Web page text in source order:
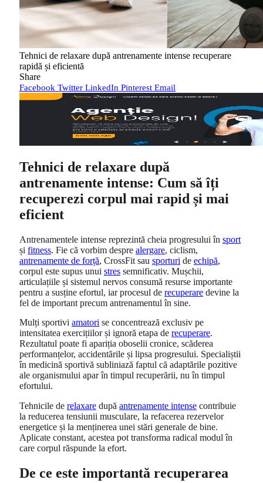
Tehnici de relaxare după antrenamente intense recuperare
rapidă și eficientă
Share
Facebook Twitter LinkedIn Pinterest Email
Tehnici de relaxare după
antrenamente intense: Cum să îți
recuperezi corpul mai rapid și mai
eficient
Antrenamentele intense reprezintă cheia progresului în sport
și fitness. Fie că vorbim despre alergare, ciclism,
antrenamente de forță, CrossFit sau sporturi de echipă,
corpul este supus unui stres semnificativ. Mușchii,
articulațiile și sistemul nervos consumă resurse importante
pentru a susține efortul, iar procesul de recuperare devine la
fel de important precum antrenamentul în sine.
Mulți sportivi amatori se concentrează exclusiv pe
intensitatea exercițiilor și ignoră etapa de recuperare.
Rezultatul poate fi apariția oboselii cronice, scăderea
performanțelor, accidentările și lipsa progresului. Specialiștii
în medicină sportivă subliniază faptul că adaptările pozitive
ale organismului apar în timpul recuperării, nu în timpul
efortului.
Tehnicile de relaxare după antrenamente intense contribuie
la reducerea tensiunii musculare, la refacerea rezervelor
energetice și la menținerea unei stări generale de bine.
Aplicate constant, acestea pot transforma radical modul în
care corpul răspunde la efort.
De ce este importantă recuperarea